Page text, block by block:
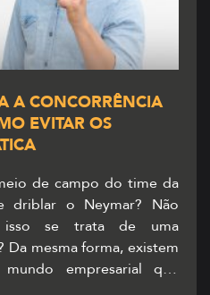
A CONCORRÊNCIA
EVITAR OS
de campo do time da
driblar o Neymar? Não
isso se trata de uma
Da mesma forma, existem
empresarial que